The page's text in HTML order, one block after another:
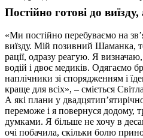
Постійно готові до
«Ми постійно перебуваємо на
виїзду. Мій позивний Шаманка,
рації, одразу реагую. Я
водій і двоє медиків. Одягаємо
наплічники зі спорядженням і
краще для всіх», – сміється
А які плани у
переможе і я повернуся додому,
думками. Я більше не хочу в
очі побачила, скільки болю